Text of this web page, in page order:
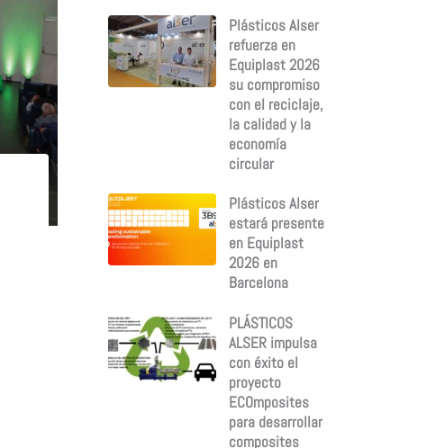
Plásticos Alser
refuerza en
Equiplast 2026
su compromiso
con el reciclaje,
la calidad y la
economía
circular
Plásticos Alser
estará presente
en Equiplast
2026 en
Barcelona
PLÁSTICOS
ALSER impulsa
con éxito el
proyecto
ECOmposites
para desarrollar
composites